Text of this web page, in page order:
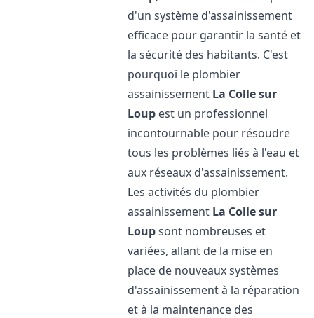
d'un système d'assainissement
efficace pour garantir la santé et
la sécurité des habitants. C'est
pourquoi le plombier
assainissement La Colle sur
Loup est un professionnel
incontournable pour résoudre
tous les problèmes liés à l'eau et
aux réseaux d'assainissement.
Les activités du plombier
assainissement La Colle sur
Loupsont nombreuses et
variées, allant de la mise en
place de nouveaux systèmes
d'assainissement à la réparation
et à la maintenance des